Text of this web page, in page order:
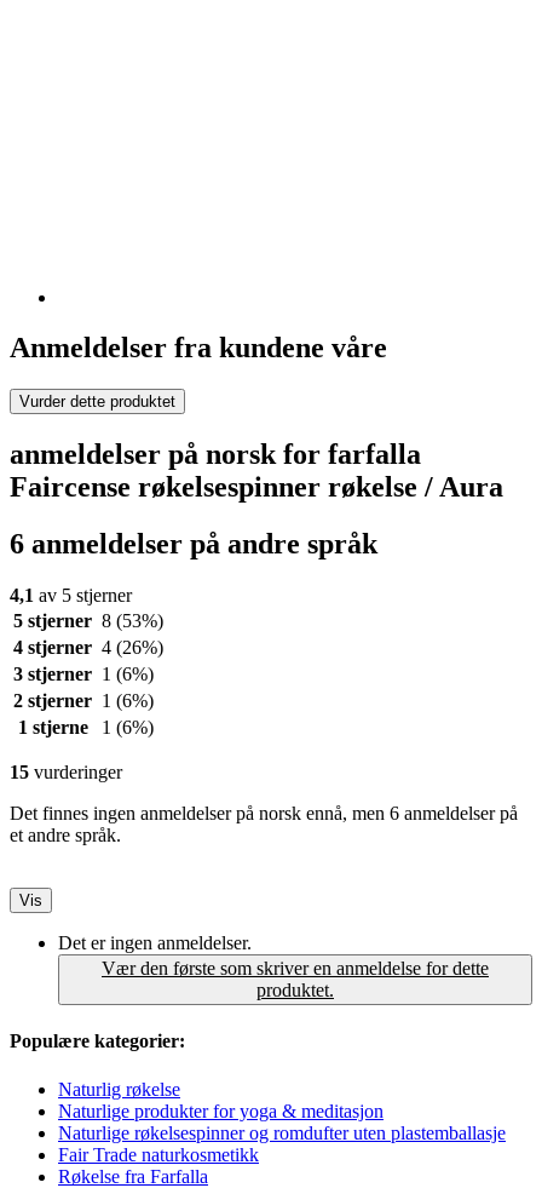
Anmeldelser fra kundene våre
Vurder dette produktet
anmeldelser på norsk for farfalla
Faircense røkelsespinner røkelse / Aura
6 anmeldelser på andre språk
4,1 av 5 stjerner
5 stjerner 8 (53%)
4 stjerner 4 (26%)
3 stjerner 1 (6%)
2 stjerner 1 (6%)
1 stjerne
1 (6%)
15 vurderinger
Det finnes ingen anmeldelser på norsk ennå, men 6 anmeldelser på
et andre språk.
Vis
Det er ingen anmeldelser.
Vær den første som skriver en anmeldelse for dette
produktet.
Populære kategorier:
Naturlig røkelse
Naturlige produkter for yoga & meditasjon
Naturlige røkelsespinner og romdufter uten plastemballasje
Fair Trade naturkosmetikk
Røkelse fra Farfalla